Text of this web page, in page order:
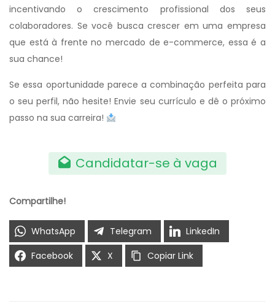
incentivando o crescimento profissional dos seus
colaboradores. Se você busca crescer em uma empresa
que está à frente no mercado de e-commerce, essa é a
sua chance!
Se essa oportunidade parece a combinação perfeita para
o seu perfil, não hesite! Envie seu currículo e dê o próximo
passo na sua carreira!
Candidatar-se à vaga
Compartilhe!
WhatsApp Telegram
LinkedIn
Facebook
X Copiar Link